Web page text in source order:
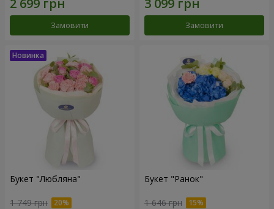
Замовити Замовити
Букет "Любляна"
1 749 грн
Букет "Ранок"
1 646 грн